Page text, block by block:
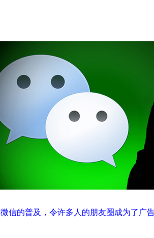
微信的普及，令许多人的朋友圈成为了广